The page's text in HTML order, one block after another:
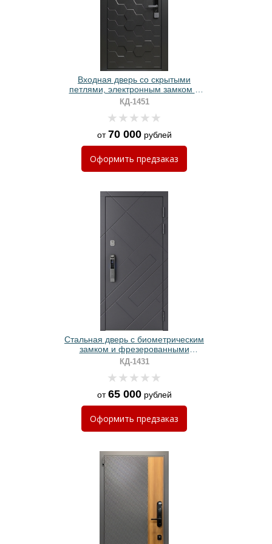
Входная дверь со скрытыми
петлями, электронным замком и
панелями МДФ с 3D фрезеровкой
КД-1451
от70 000рублей
Оформить предзаказ
Стальная дверь с биометрическим
замком и фрезерованными
плитами МДФ графит
КД-1431
от65 000рублей
Оформить предзаказ